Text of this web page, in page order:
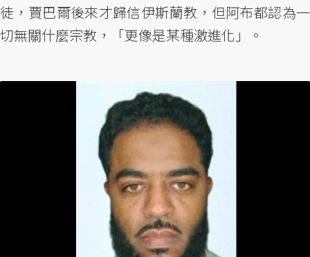
徒，賈巴爾後來才歸信伊斯蘭教，但阿布都認為一
切無關什麼宗教，「更像是某種激進化」。